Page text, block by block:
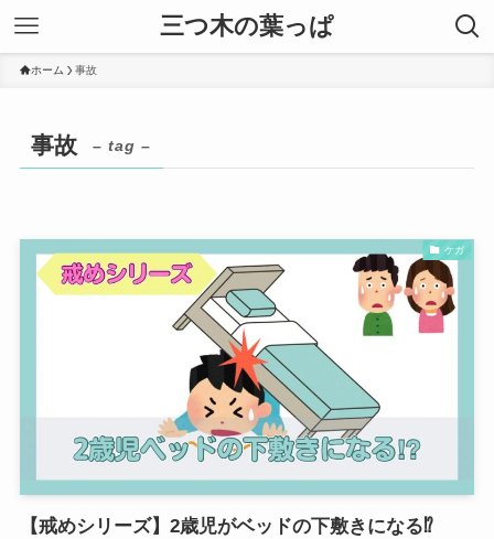
三つ木の葉っぱ
ホーム 事故
事故 – tag –
ケガ
【戒めシリーズ】2歳児がベッドの下敷きになる⁉︎